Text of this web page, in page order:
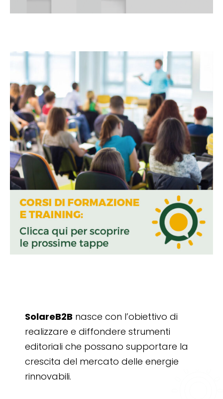
SolareB2B nasce con l’obiettivo di
realizzare e diffondere strumenti
editoriali che possano supportare la
crescita del mercato delle energie
rinnovabili.